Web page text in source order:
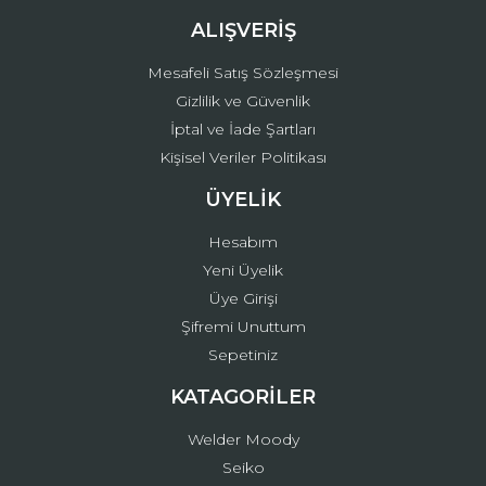
ALIŞVERİŞ
Mesafeli Satış Sözleşmesi
Gizlilik ve Güvenlik
İptal ve İade Şartları
Kişisel Veriler Politikası
ÜYELİK
Hesabım
Yeni Üyelik
Üye Girişi
Şifremi Unuttum
Sepetiniz
KATAGORİLER
Welder Moody
Seiko